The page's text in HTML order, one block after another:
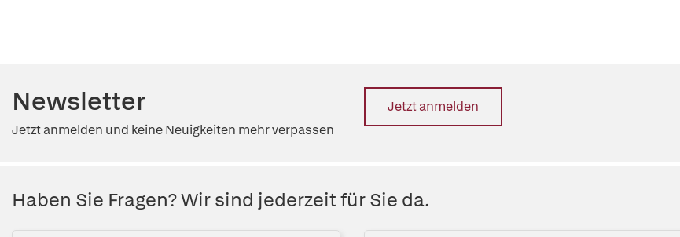
Newsletter
Jetzt anmelden und keine Neuigkeiten mehr verpassen
Jetzt anmelden
Haben Sie Fragen? Wir sind jederzeit für Sie da.